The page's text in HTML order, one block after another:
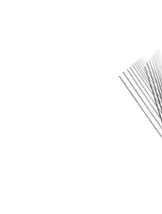
Chovatelské potřeby